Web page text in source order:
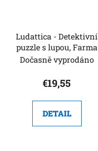
Ludattica - Detektivní
puzzle s lupou, Farma
Dočasně vyprodáno
€19,55
DETAIL